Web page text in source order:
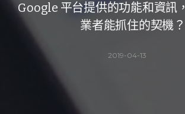
Google 平台提供的功能和資訊
業者能抓住的契機？
2019-04-13